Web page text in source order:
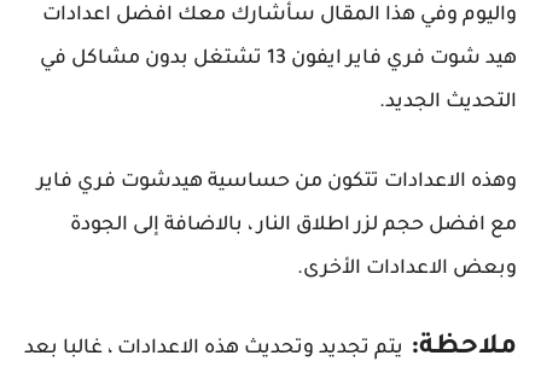
واليوم وفي هذا المقال سأشارك معك افضل اعدادات
هيد شوت فري فاير ايفون 13 تشتغل بدون مشاكل في
التحديث الجديد.
وهذه الاعدادات تتكون من حساسية هيدشوت فري فاير
مع افضل حجم لزر اطلاق النار ، بالاضافة إلى الجودة
وبعض الاعدادات الأخرى.
ملاحظة: يتم تجديد وتحديث هذه الاعدادات ، غالبا بعد